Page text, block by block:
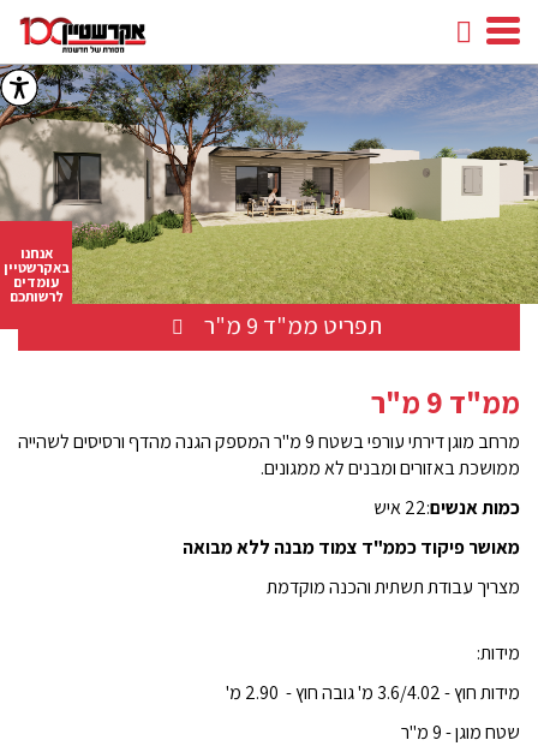
חיפוש
facebook
youtube
instagram
תפריט ממ"ד 9 מ"ר
ממ"ד 9 מ"ר
מרחב מוגן דירתי עורפי בשטח 9 מ"ר המספק הגנה מהדף ורסיסים לשהייה
ממושכת באזורים ומבנים לא ממגונים.
כמות אנשים:22 איש
מאושר פיקוד כממ"ד צמוד מבנה ללא מבואה
מצריך עבודת תשתית והכנה מוקדמת
מידות:
מידות חוץ - 3.6/4.02 מ' גובה חוץ - 2.90 מ'
שטח מוגן - 9 מ"ר
אנחנו
באקרשטיין
עומדים
לרשותכם